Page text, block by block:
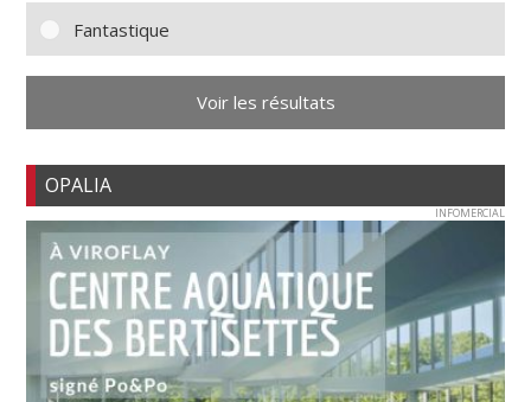
Fantastique
Voir les résultats
OPALIA
INFOMERCIAL